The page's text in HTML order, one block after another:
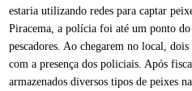
estaria utilizando redes para captar
Piracema, a polícia foi até um ponto
pescadores. Ao chegarem no local,
com a presença dos policiais. Após
armazenados diversos tipos de peixes